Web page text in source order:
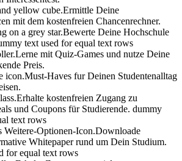
Ermittle Deine
mit dem kostenfreien Chancenrechner.
Bewerte Deine Hochschule
text used for equal text rows
Lerne mit Quiz-Games und nutze Deine
Preis.
Must-Haves fur Deinen Studentenalltag
Erhalte kostenfreien Zugang zu
und Coupons für Studierende. dummy
text rows
Downloade
Whitepaper rund um Dein Studium.
for equal text rows